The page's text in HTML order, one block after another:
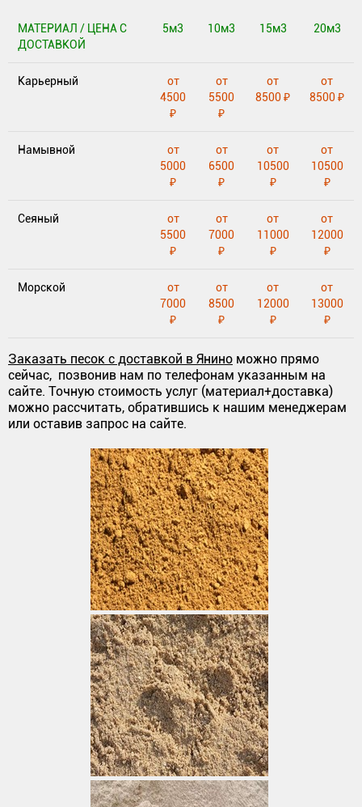
МАТЕРИАЛ / ЦЕНА С
ДОСТАВКОЙ
5м3 10м3 15м3 20м3
Карьерный
от
4500
₽
от
5500
₽
от
8500 ₽
от
8500 ₽
Намывной
от
5000
₽
от
6500
₽
от
10500
₽
от
10500
₽
Сеяный
от
5500
₽
от
7000
₽
от
11000
₽
от
12000
₽
Морской
от
7000
₽
от
8500
₽
от
12000
₽
от
13000
₽
Заказать песок с доставкой в Янино можно прямо
сейчас, позвонив нам по телефонам указанным на
сайте. Точную стоимость услуг (материал+доставка)
можно рассчитать, обратившись к нашим менеджерам
или оставив запрос на сайте.